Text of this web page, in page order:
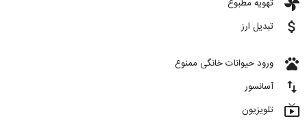
toys تهویه مطبوع
attach_money تبدیل ارز
pets ورود حیوانات خانگی ممنوع
import_export آسانسور
live_tv تلویزیون